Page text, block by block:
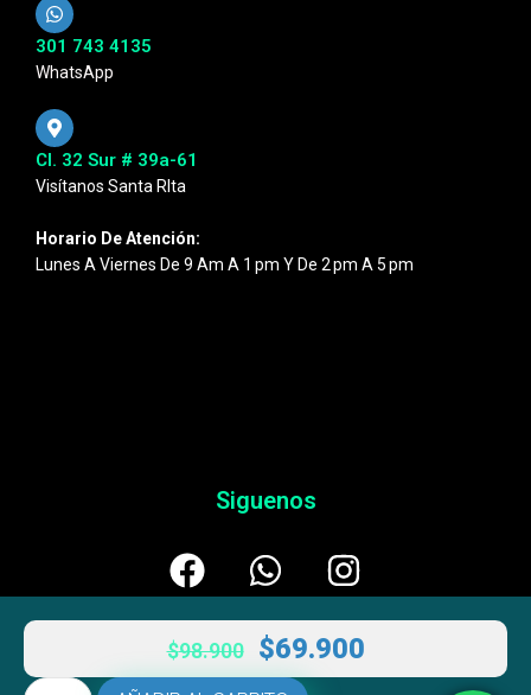
$98.900 $69.900
301 743 4135
WhatsApp
Cl. 32 Sur # 39a-61
Visítanos Santa RIta
Horario De Atención:
Lunes A Viernes De 9 Am A 1 Pm Y De 2 Pm A 5 Pm
Siguenos